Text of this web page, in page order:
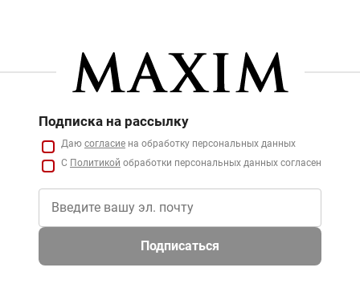
Подписка на рассылку
Даю согласие на обработку персональных данных
С Политикой обработки персональных данных согласен
Подписаться